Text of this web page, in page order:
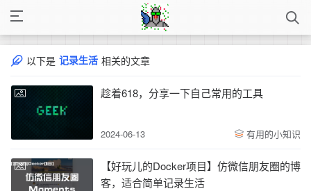
以下是 记录生活 相关的文章
趁着618，分享一下自己常用的工具
2024-06-13 有用的小知识
【好玩儿的Docker项目】仿微信朋友圈的博
客，适合简单记录生活